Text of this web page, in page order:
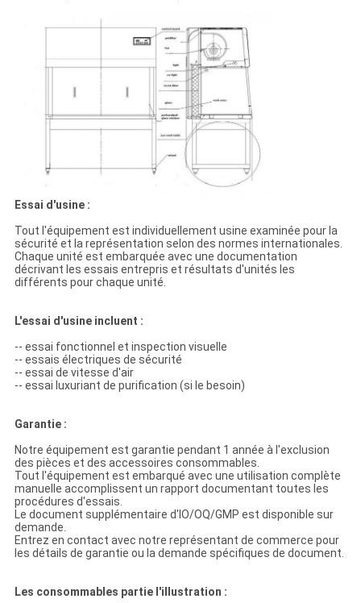
Essai d'usine :
Tout l'équipement est individuellement usine examinée pour la
sécurité et la représentation selon des normes internationales.
Chaque unité est embarquée avec une documentation
décrivant les essais entrepris et résultats d'unités les
différents pour chaque unité.
L'essai d'usine incluent :
-- essai fonctionnel et inspection visuelle
-- essais électriques de sécurité
-- essai de vitesse d'air
-- essai luxuriant de purification (si le besoin)
Garantie :
Notre équipement est garantie pendant 1 année à l'exclusion
des pièces et des accessoires consommables.
Tout l'équipement est embarqué avec une utilisation complète
manuelle accomplissent un rapport documentant toutes les
procédures d'essais.
Le document supplémentaire d'IO/OQ/GMP est disponible sur
demande.
Entrez en contact avec notre représentant de commerce pour
les détails de garantie ou la demande spécifiques de document.
Les consommables partie l'illustration :